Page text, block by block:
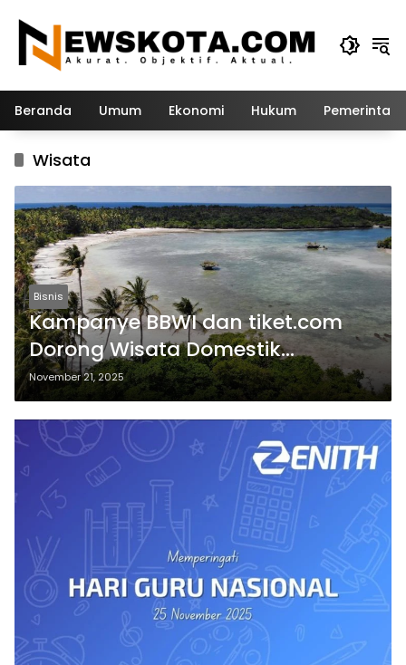
konten
Beranda Umum Ekonomi Hukum
Wisata
Bisnis
Kampanye BBWI dan tiket.com
Dorong Wisata Domestik
Menjelang NATARU
November 21, 2025